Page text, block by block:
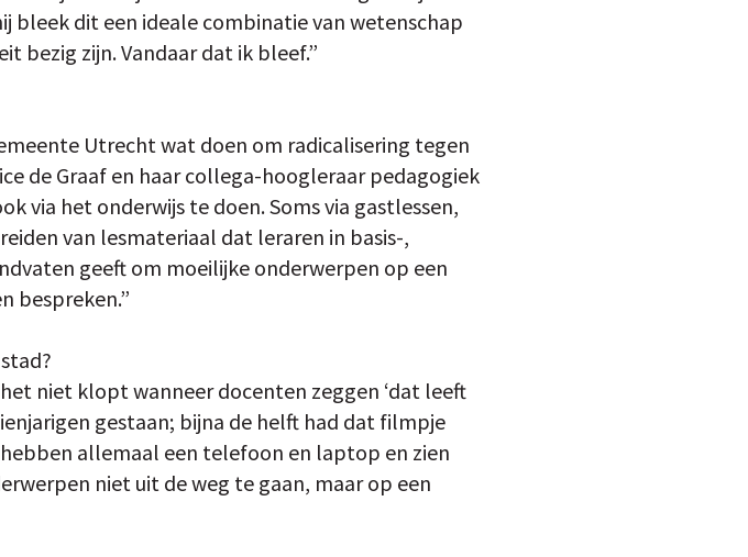
bleek dit een ideale combinatie van wetenschap
bezig zijn. Vandaar dat ik bleef.”
Utrecht wat doen om radicalisering tegen
de Graaf en haar collega-hoogleraar pedagogiek
via het onderwijs te doen. Soms via gastlessen,
van lesmateriaal dat leraren in basis-,
geeft om moeilijke onderwerpen op een
bespreken.”
niet klopt wanneer docenten zeggen ‘dat leeft
gestaan; bijna de helft had dat filmpje
allemaal een telefoon en laptop en zien
niet uit de weg te gaan, maar op een